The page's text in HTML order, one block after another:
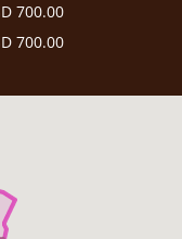
700.00
700.00